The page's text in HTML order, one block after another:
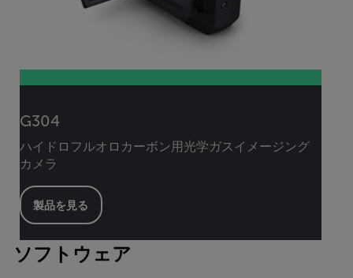
G304
ハイドロフルオロカーボン用光学ガスイメージング
カメラ
製品を見る
ソフトウェア